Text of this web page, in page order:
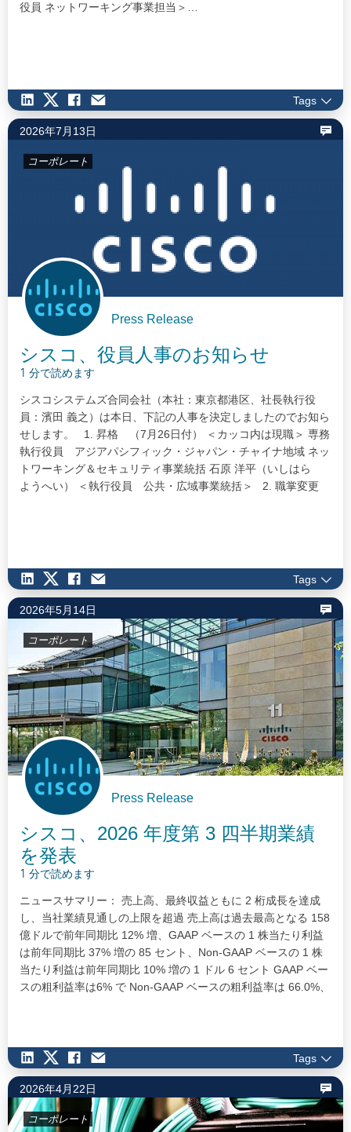
役員 ネットワーキング事業担当＞…
Tags
2026年7月13日
コーポレート
Press Release
シスコ、役員人事のお知らせ
1 分で読めます
シスコシステムズ合同会社（本社：東京都港区、社長執行役
員：濱田 義之）は本日、下記の人事を決定しましたのでお知ら
せします。 1. 昇格 （7月26日付） ＜カッコ内は現職＞ 専務
執行役員 アジアパシフィック・ジャパン・チャイナ地域 ネッ
トワーキング＆セキュリティ事業統括 石原 洋平（いしはら
ようへい） ＜執行役員 公共・広域事業統括＞ 2. 職掌変更
Tags
2026年5月14日
コーポレート
Press Release
シスコ、2026 年度第 3 四半期業績
を発表
1 分で読めます
ニュースサマリー： 売上高、最終収益ともに 2 桁成長を達成
し、当社業績見通しの上限を超過 売上高は過去最高となる 158
億ドルで前年同期比 12% 増、GAAP ベースの 1 株当たり利益
は前年同期比 37% 増の 85 セント、Non-GAAP ベースの 1 株
当たり利益は前年同期比 10% 増の 1 ドル 6 セント GAAP ベー
スの粗利益率は6% で Non-GAAP ベースの粗利益率は 66.0%、
達…
Tags
2026年4月22日
コーポレート